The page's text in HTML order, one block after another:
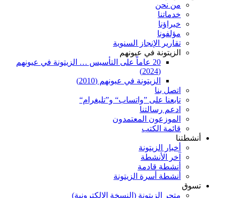
من نحن
خدماتنا
خبراؤنا
مؤلفونا
تقارير الإنجاز السنوية
الزيتونة في عيونهم
20 عاماً على التأسيس … الزيتونة في عيونهم
(2024)
الزيتونة في عيونهم (2010)
اتصل بنا
تابعنا على ”واتساب“ و”تليغرام“
ادعم رسالتنا
الموزعون المعتمدون
قائمة الكتب
أنشطتنا
أخبار الزيتونة
آخر الأنشطة
أنشطة قادمة
أنشطة أسرة الزيتونة
تسوق
متجر الزيتونة (النسخة الإلكترونية)